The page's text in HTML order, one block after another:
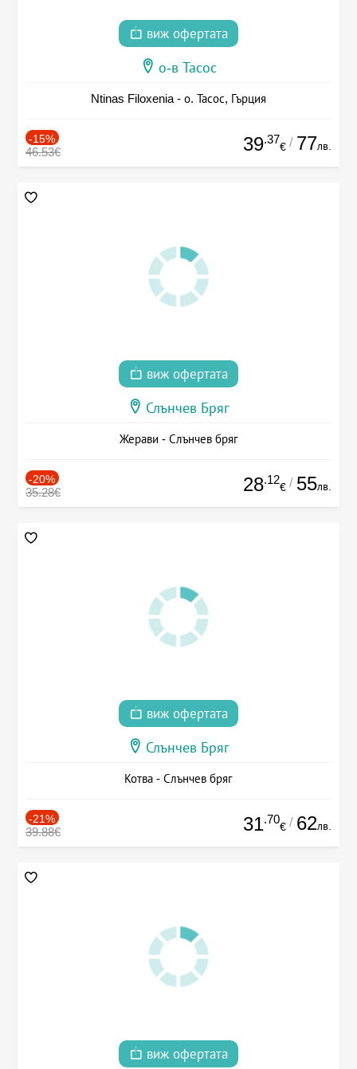
виж офертата
о-в Тасос
Ntinas Filoxenia - о. Тасос, Гърция
-15%
46.53€ 39.37
€ / 77лв.
виж офертата
Слънчев Бряг
Жерави - Слънчев бряг
-20%
35.28€ 28.12
€ / 55лв.
виж офертата
Слънчев Бряг
Котва - Слънчев бряг
-21%
39.88€ 31.70
€ / 62лв.
виж офертата